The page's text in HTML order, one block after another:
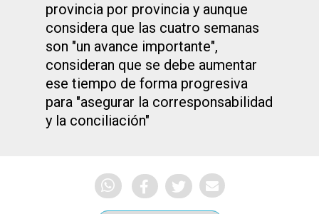
provincia por provincia y aunque
considera que las cuatro semanas
son "un avance importante",
consideran que se debe aumentar
ese tiempo de forma progresiva
para "asegurar la corresponsabilidad
y la conciliación"